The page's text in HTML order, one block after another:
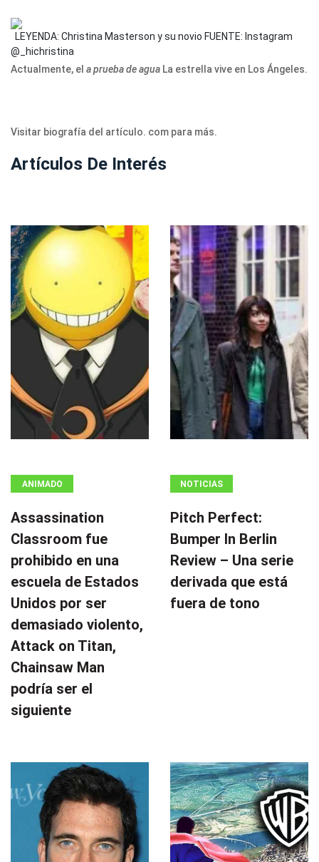
LEYENDA: Christina Masterson y su novio FUENTE: Instagram
@_hichristina
Actualmente, el a prueba de agua La estrella vive en Los Ángeles.
Visitar biografía del artículo. com para más.
Artículos De Interés
ANIMADO
Assassination
Classroom fue
prohibido en una
escuela de Estados
Unidos por ser
demasiado violento,
Attack on Titan,
Chainsaw Man
podría ser el
siguiente
NOTICIAS
Pitch Perfect:
Bumper In Berlin
Review – Una serie
derivada que está
fuera de tono